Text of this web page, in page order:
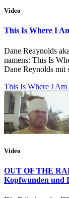
Video
This Is Where I
Dane Reaynolds
namens: This Is
Dane Reynolds mit
This Is Where I
Video
OUT OF THE
Kopfwunden und